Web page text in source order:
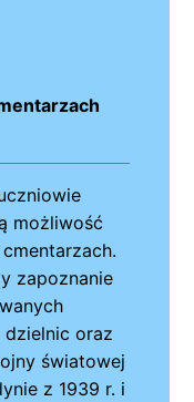
możliwość
zapoznanie
oraz
światowej
z 1939 r. i